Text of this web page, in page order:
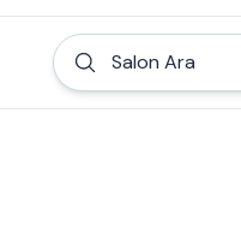
Salon Ara